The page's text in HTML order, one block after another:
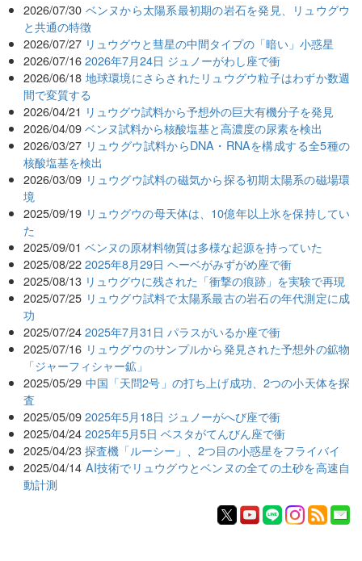
2026/07/30 ベンヌから太陽系最初期の岩石を発見、リュウグウ
と共通の特徴
2026/07/27 リュウグウと彗星の中間タイプの「暗い」小惑星
2026/07/16 2026年7月24日 ジュノーがわし座で衝
2026/06/18 地球環境にさらされたリュウグウ粒子はわずか数週
間で変質する
2026/04/21 リュウグウ試料から予想外の巨大有機分子を発見
2026/04/09 ベンヌ試料から核酸塩基と高濃度の尿素を検出
2026/03/27 リュウグウ試料からDNA・RNAを構成する全5種の
核酸塩基を検出
2026/03/09 リュウグウ試料の磁気から探る初期太陽系の磁場環
境
2025/09/19 リュウグウの母天体は、10億年以上氷を保持してい
た
2025/09/01 ベンヌの原材料物質は多様な起源を持っていた
2025/08/22 2025年8月29日 ヘーベがみずがめ座で衝
2025/08/13 リュウグウに残された「衝撃の痕跡」を実験で再現
2025/07/25 リュウグウ試料で太陽系最古の岩石の年代測定に成
功
2025/07/24 2025年7月31日 パラスがいるか座で衝
2025/07/16 リュウグウのサンプルから発見された予想外の鉱物
「ジャーフィシャー鉱」
2025/05/29 中国「天問2号」の打ち上げ成功、2つの小天体を探
査
2025/05/09 2025年5月18日 ジュノーがへび座で衝
2025/04/24 2025年5月5日 ベスタがてんびん座で衝
2025/04/23 探査機「ルーシー」、2つ目の小惑星をフライバイ
2025/04/14 AI技術でリュウグウとベンヌの全ての土砂を高速自
動計測